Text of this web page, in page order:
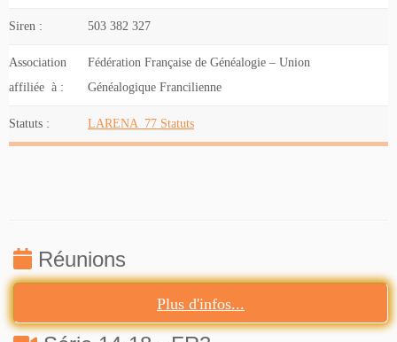
Siren : 503 382 327
Association
affiliée à :
Fédération Française de Généalogie – Union
Généalogique Francilienne
Statuts : LARENA_77 Statuts
Réunions
Plus d'infos...